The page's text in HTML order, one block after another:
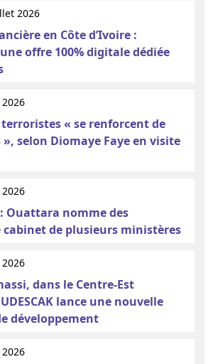
2026
en Côte d’Ivoire :
offre 100% digitale dédiée
terroristes « se renforcent de
selon Diomaye Faye en visite
: Ouattara nomme des
cabinet de plusieurs ministères
dans le Centre-Est
lance une nouvelle
développement